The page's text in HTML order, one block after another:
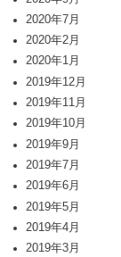
2020年7月
2020年2月
2020年1月
2019年12月
2019年11月
2019年10月
2019年9月
2019年7月
2019年6月
2019年5月
2019年4月
2019年3月